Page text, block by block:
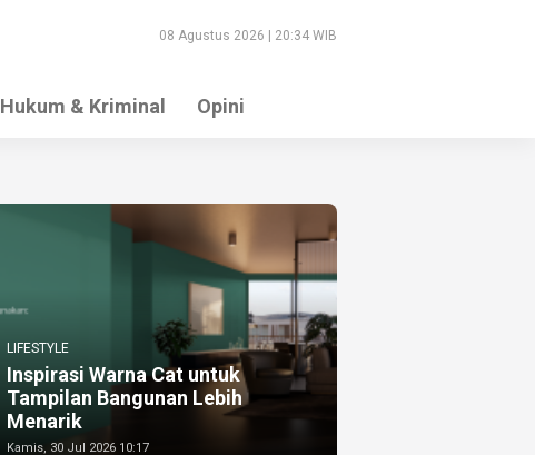
08 Agustus 2026 | 20:34 WIB
Hukum & Kriminal Opini
LIFESTYLE
Inspirasi Warna Cat untuk
Tampilan Bangunan Lebih
Menarik
Kamis, 30 Jul 2026 10:17